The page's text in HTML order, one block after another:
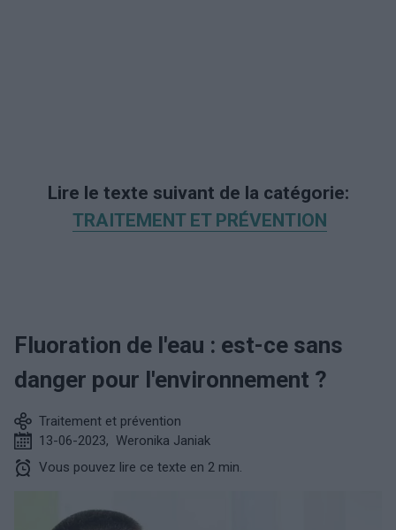
Lire le texte suivant de la catégorie:
TRAITEMENT ET PRÉVENTION
Fluoration de l'eau : est-ce sans
danger pour l'environnement ?
Traitement et prévention
13-06-2023, Weronika Janiak
Vous pouvez lire ce texte en 2 min.